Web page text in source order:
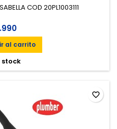
COD 20PL1003111
al carrito
stock
favorite_border